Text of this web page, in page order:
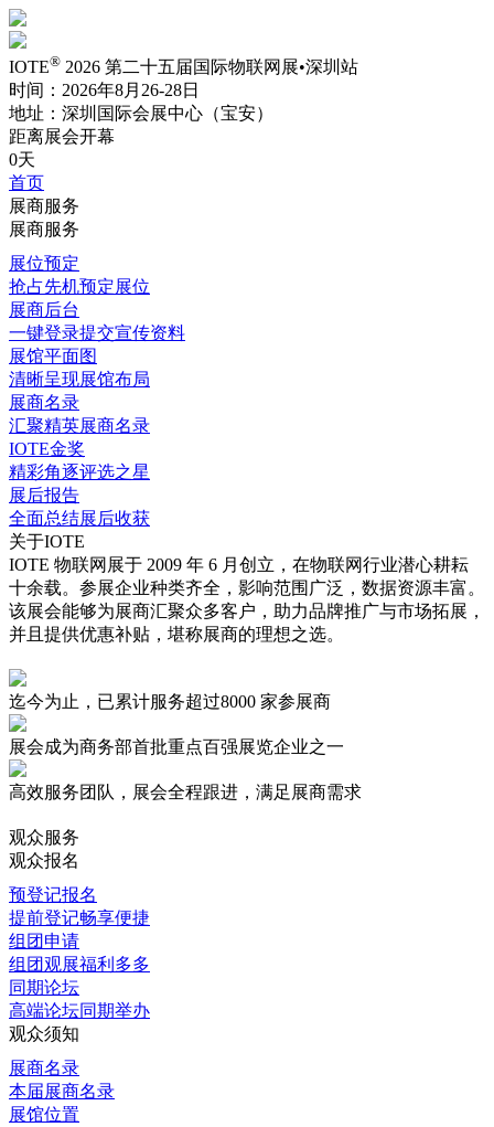
IOTE® 2026 第二十五届国际物联网展•深圳站
时间：2026年8月26-28日
地址：深圳国际会展中心（宝安）
距离展会开幕
0天
首页
展商服务
展商服务
展位预定
抢占先机预定展位
展商后台
一键登录提交宣传资料
展馆平面图
清晰呈现展馆布局
展商名录
汇聚精英展商名录
IOTE金奖
精彩角逐评选之星
展后报告
全面总结展后收获
关于IOTE
IOTE 物联网展于 2009 年 6 月创立，在物联网行业潜心耕耘
十余载。参展企业种类齐全，影响范围广泛，数据资源丰富。
该展会能够为展商汇聚众多客户，助力品牌推广与市场拓展，
并且提供优惠补贴，堪称展商的理想之选。
迄今为止，已累计服务超过8000 家参展商
展会成为商务部首批重点百强展览企业之一
高效服务团队，展会全程跟进，满足展商需求
观众服务
观众报名
预登记报名
提前登记畅享便捷
组团申请
组团观展福利多多
同期论坛
高端论坛同期举办
观众须知
展商名录
本届展商名录
展馆位置